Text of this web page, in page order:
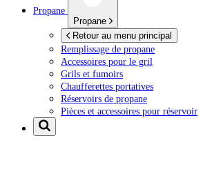
Propane
Propane
Retour au menu principal
Remplissage de propane
Accessoires pour le gril
Grils et fumoirs
Chaufferettes portatives
Réservoirs de propane
Pièces et accessoires pour réservoir